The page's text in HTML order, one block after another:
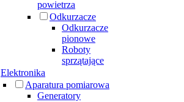
powietrza
Odkurzacze
Odkurzacze
pionowe
Roboty
sprzątające
Elektronika
Aparatura pomiarowa
Generatory